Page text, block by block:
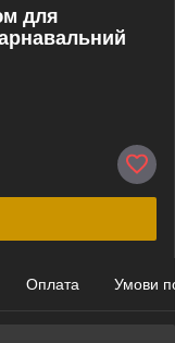
для
Оплата Умови